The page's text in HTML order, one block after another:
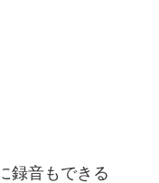
録音もできる